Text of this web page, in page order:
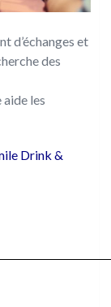
d’échanges et
des
aide les
Drink &